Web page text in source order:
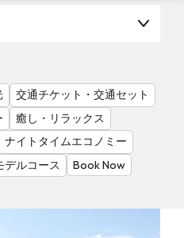
交通チケット・交通セット
癒し・リラックス
ナイトタイムエコノミー
デルコース Book Now